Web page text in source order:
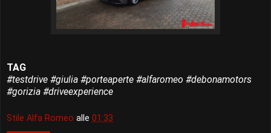
TAG
‪#‎testdrive‬ ‪#‎giulia‬ ‪#‎porteaperte‬ ‪#‎alfaromeo‬ ‪#‎debonamotors‬
#gorizia #driveexperience
Stile Alfa Romeo alle 01:33